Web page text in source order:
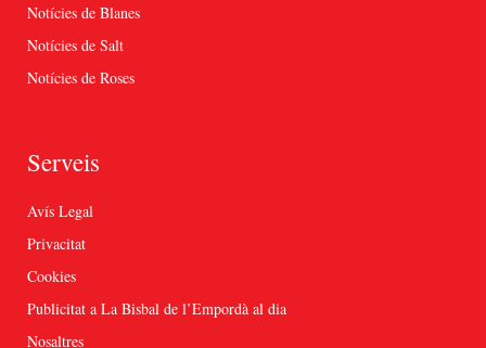
Notícies de Blanes
Notícies de Salt
Notícies de Roses
Serveis
Avís Legal
Privacitat
Cookies
Publicitat a La Bisbal de l’Empordà al dia
Nosaltres